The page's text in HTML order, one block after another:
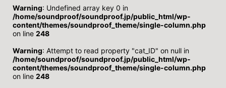
Warning: Undefined array key 0 in
/home/soundproof/soundproof.jp/public_html/wp-
content/themes/soundproof_theme/single-column.php
on line 248
Warning: Attempt to read property "cat_ID" on null in
/home/soundproof/soundproof.jp/public_html/wp-
content/themes/soundproof_theme/single-column.php
on line 248